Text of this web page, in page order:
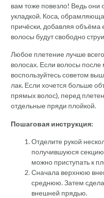
вам тоже повезло! Ведь они
укладкой. Коса,
причёски, добавляя объёма
волосы будут свободно
Любое плетение лучше
волосах. Если волосы
воспользуйтесь советом
лак. Если хочется больше
прямых волос), перед
отдельные пряди плойкой.
Пошаговая инструкция:
Отделите рукой
получившуюся
можно приступать к
Сначала верхнюю
среднюю. Затем
внешней прядью.